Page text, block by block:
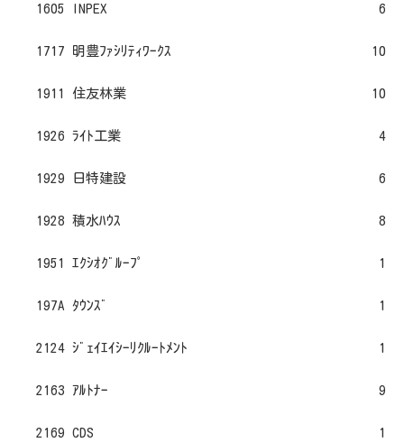
1605 INPEX 6
1717 明豊ﾌｧｼﾘﾃｨﾜｰｸｽ 10
1911 住友林業 10
1926 ﾗｲﾄ工業 4
1929 日特建設 6
1928 積水ﾊｳｽ 8
1951 ｴｸｼｵｸﾞﾙｰﾌﾟ 1
197A ﾀｳﾝｽﾞ 1
2124 ｼﾞｪｲｴｲｼｰﾘｸﾙｰﾄﾒﾝﾄ 1
2163 ｱﾙﾄﾅｰ 9
2169 CDS 1